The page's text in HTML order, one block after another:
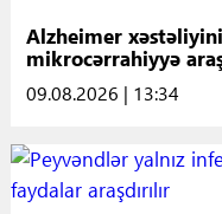
Alzheimer
mikrocərrahiyyə
09.08.2026 | 13:34